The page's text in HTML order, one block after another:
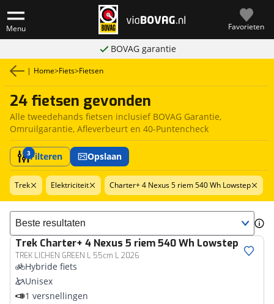
Menu Favorieten
BOVAG garantie
| Home>Fiets>Fietsen
24 fietsen gevonden
Alle tweedehands fietsen inclusief BOVAG Garantie,
Omruilgarantie, Afleverbeurt en 40-Puntencheck
3Filteren Opslaan
Trek Elektriciteit Charter+ 4 Nexus 5 riem 540 Wh Lowstep
Sorteer resultaten
Trek Charter+ 4 Nexus 5 riem 540 Wh Lowstep
TREK LICHEN GREEN L 55cm L 2026
Hybride fiets
Unisex
1 versnellingen